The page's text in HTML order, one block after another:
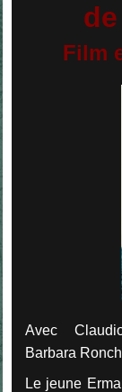
Film
Avec
Barbara
Le jeune